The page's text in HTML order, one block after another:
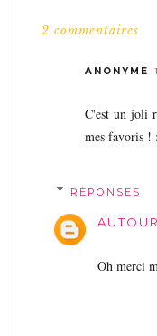
2 commentaires
ANONYME
C'est un joli
mes favoris !
RÉPONSES
Oh merci